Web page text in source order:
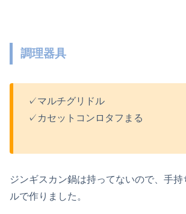
調理器具
✓マルチグリドル
✓カセットコンロタフまる
ジンギスカン鍋は持ってないので、手持
ルで作りました。